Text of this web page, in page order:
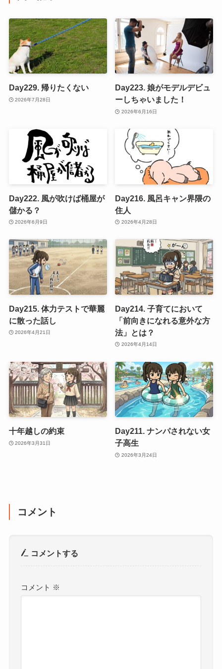
Day229. 帰りたくない
2026年7月28日
Day223. 娘がモデルデビュ
ーしちゃいました！
2026年6月16日
Day222. 風が吹けば桶屋が
儲かる？
2026年6月9日
Day216. 風呂キャン界隈の
住人
2026年4月28日
Day215. 体力テストで華麗
に散った話し
2026年4月21日
Day214. 子育てにおいて
「前向きになれる意外な方
法」とは？
2026年4月14日
十年越しの約束
2026年3月31日
Day211. ナンパされない女
子高生
2026年3月24日
コメント
コメントする
コメント ※